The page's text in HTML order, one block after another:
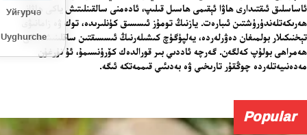
ئاساسلىق ئىقتىدارى ھاۋا ئېقىمى ھاسىل قىلىپ، ئادەمنى سالقىنلىتىش ياكى ھاۋانى
ھەرىكەتلەندۈرۈشتىن ئىبارەت. يازنىڭ تومۇز ئىسسىق كۈنلىرىدە، توك ۋە زامانىۋى
تېخنىكىلار بولمىغان دەۋرلەردە، يەلپۈگۈچ كىشىلەرنىڭ ئىسسىقتىن ساقلىنىشىدىكى
ھەمراھى بولۇپ كەلگەن. گەرچە ئاددىي بىر قورالدەك كۆرۈنسىمۇ، ئۇ نۇرغۇن
مەدەنىيەتلەردە چوڭقۇر تارىخىي ۋە بەدىئىي قىممەتكە ئىگە.
Popular
Уйғурчә
Uyghurche